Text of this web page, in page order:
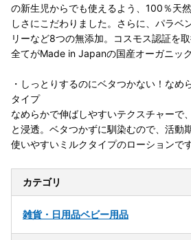
の新生児からでも使えるよう、100％天
しさにこだわりました。さらに、パラベ
リーなど8つの無添加。コスモス認証を
全てがMade in Japanの国産オーガニック
・しっとりするのにベタつかない！なめ
タイプ
なめらかで伸ばしやすいテクスチャーで
と浸透。ベタつかずに馴染むので、活動
使いやすいミルクタイプのローションです
カテゴリ
雑貨・日用品ベビー用品